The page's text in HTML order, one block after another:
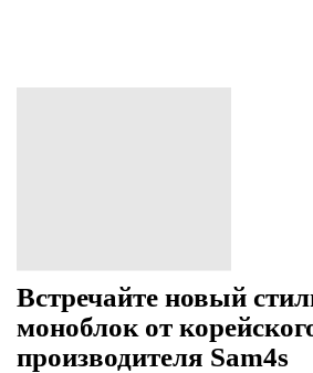
Встречайте новый
моноблок от
производителя Sam4s